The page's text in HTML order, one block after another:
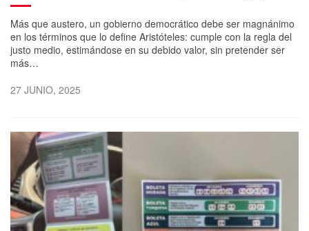
Más que austero, un gobierno democrático debe ser magnánimo
en los términos que lo define Aristóteles: cumple con la regla del
justo medio, estimándose en su debido valor, sin pretender ser
más…
27 JUNIO, 2025